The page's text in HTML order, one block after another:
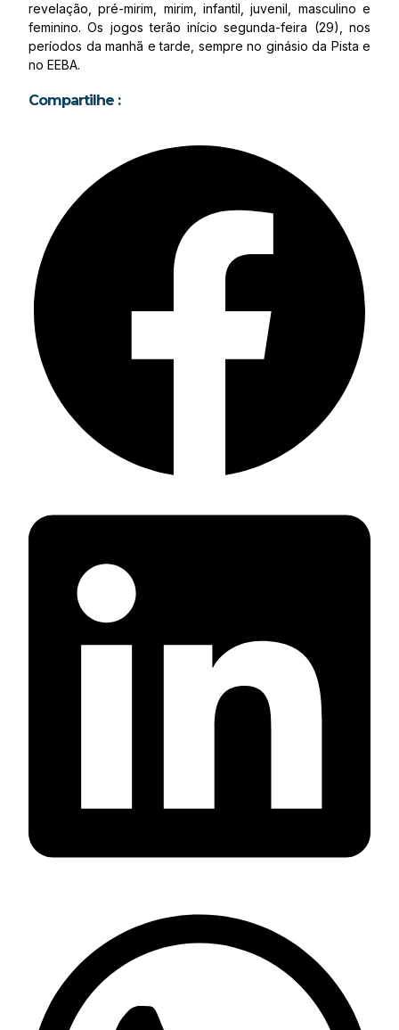
revelação, pré-mirim, mirim, infantil, juvenil, masculino e
feminino. Os jogos terão início segunda-feira (29), nos
períodos da manhã e tarde, sempre no ginásio da Pista e
no EEBA.
Compartilhe :